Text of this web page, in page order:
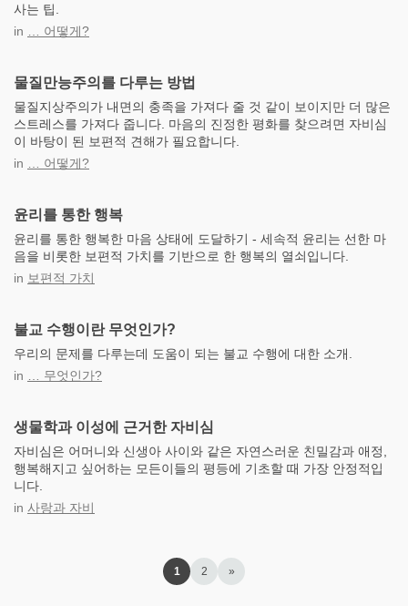
사는 팁.
in
… 어떻게?
물질만능주의를 다루는 방법
물질지상주의가 내면의 충족을 가져다 줄 것 같이 보이지만 더 많은
스트레스를 가져다 줍니다. 마음의 진정한 평화를 찾으려면 자비심
이 바탕이 된 보편적 견해가 필요합니다.
in
… 어떻게?
윤리를 통한 행복
윤리를 통한 행복한 마음 상태에 도달하기 - 세속적 윤리는 선한 마
음을 비롯한 보편적 가치를 기반으로 한 행복의 열쇠입니다.
in 보편적 가치
불교 수행이란 무엇인가?
우리의 문제를 다루는데 도움이 되는 불교 수행에 대한 소개.
in
… 무엇인가?
생물학과 이성에 근거한 자비심
자비심은 어머니와 신생아 사이와 같은 자연스러운 친밀감과 애정,
행복해지고 싶어하는 모든이들의 평등에 기초할 때 가장 안정적입
니다.
in 사랑과 자비
1 2 »